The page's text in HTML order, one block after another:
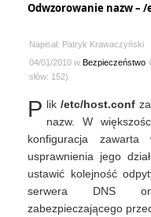
Odwzorowanie nazw –
Napisał: Patryk Krawaczyński
04/01/2010 w Bezpieczeństwo
słów: 152)
P lik /etc/host.conf
nazw. W
konfiguracja
usprawnienia jego
ustawić kolejność
serwera DNS
zabezpieczającego